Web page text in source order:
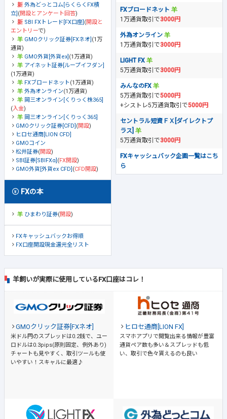
外為どっとコム[らくらくFX積
立] (開設とアンケート回答)
SBI FXトレード[FX口座] (開設と
エントリーで)
GMOクリック証券[FXネオ] (1万
通貨)
GMO外貨[外貨ex] (1万通貨)
アイネット証券[ループイフダン]
(1万通貨)
FXブロードネット(1万通貨)
外為オンライン(1万通貨)
岡三オンライン[くりっく株365]
(入金)
岡三オンライン[くりっく365]
GMOクリック証券[CFD] (開設)
ヒロセ通商[LION CFD]
GMOコイン
松井証券(開設)
SBI証券[SBIFXα] (FX開設)
GMO外貨[外貨ex CFD] (CFD開設)
FXの本
ひまわり証券(開設)
FXキャッシュバックお得順
FX口座開設現金還元全リスト
FXブロードネット
1万通貨取引で3000円
外為オンライン
1万通貨取引で3000円
LIGHT FX
5万通貨取引で3000円
みんなのFX
5万通貨取引で5000円
+シストレ5万通貨取引で5000円
セントラル短資ＦＸ[ダイレクトプ
ラス]
5万通貨取引で3000円
FXキャッシュバック企画一覧はこち
ら
羊飼いが実際に使用しているFX口座はコレ！
GMOクリック証券[FXネオ]
米ドル円のスプレッドは0.2銭で、ユー
ロドルは0.3pips(原則固定、例外あり)
チャートも見やすく、取引ツールも使
いやすい！スキャルに最適♪
ヒロセ通商[LION FX]
スマホアプリで閲覧出来る情報が豊富
通貨ペア数も多い＆スプレッドも低
い、取引で色々貰えるのも良い